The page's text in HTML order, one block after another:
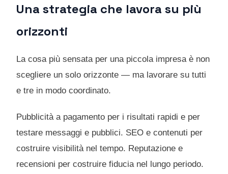
Una strategia che lavora su più
orizzonti
La cosa più sensata per una piccola impresa è non
scegliere un solo orizzonte — ma lavorare su tutti
e tre in modo coordinato.
Pubblicità a pagamento per i risultati rapidi e per
testare messaggi e pubblici. SEO e contenuti per
costruire visibilità nel tempo. Reputazione e
recensioni per costruire fiducia nel lungo periodo.